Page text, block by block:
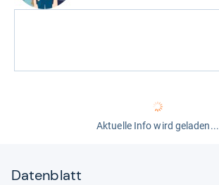
Aktuelle Info wird geladen...
Datenblatt